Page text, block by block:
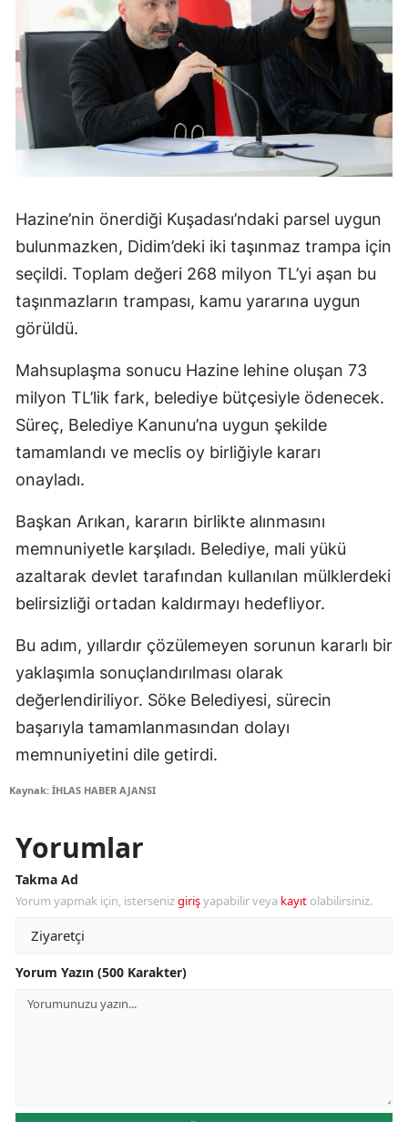
Hazine’nin önerdiği Kuşadası’ndaki parsel uygun
bulunmazken, Didim’deki iki taşınmaz trampa için
seçildi. Toplam değeri 268 milyon TL’yi aşan bu
taşınmazların trampası, kamu yararına uygun
görüldü.
Mahsuplaşma sonucu Hazine lehine oluşan 73
milyon TL’lik fark, belediye bütçesiyle ödenecek.
Süreç, Belediye Kanunu’na uygun şekilde
tamamlandı ve meclis oy birliğiyle kararı
onayladı.
Başkan Arıkan, kararın birlikte alınmasını
memnuniyetle karşıladı. Belediye, mali yükü
azaltarak devlet tarafından kullanılan mülklerdeki
belirsizliği ortadan kaldırmayı hedefliyor.
Bu adım, yıllardır çözülemeyen sorunun kararlı bir
yaklaşımla sonuçlandırılması olarak
değerlendiriliyor. Söke Belediyesi, sürecin
başarıyla tamamlanmasından dolayı
memnuniyetini dile getirdi.
Kaynak: İHLAS HABER AJANSI
Yorumlar
Takma Ad
Yorum yapmak için, istersenizgirişyapabilir veya kayıt olabilirsiniz.
Yorum Yazın (500 Karakter)